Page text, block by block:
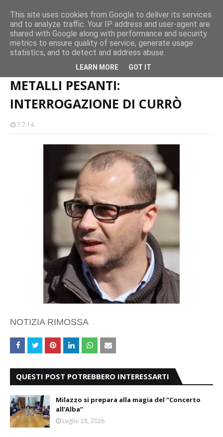
Concerto all’Alba a Milazzo con oltre 1.500 persone
CASTELLO-MILAZZO
METALLI PESANTI: INTERROGAZIONE DI CURRÒ
METALLI PESANTI:
INTERROGAZIONE DI CURRÒ
7.7.14
NOTIZIA RIMOSSA
QUESTI POST POTREBBERO INTERESSARTI
Milazzo si prepara alla magia del “Concerto
all’Alba”
Luglio 28, 2026
This site uses cookies from Google to deliver its services
and to analyze traffic. Your IP address and user-agent are
shared with Google along with performance and security
metrics to ensure quality of service, generate usage
statistics, and to detect and address abuse.
LEARN MORE GOT IT